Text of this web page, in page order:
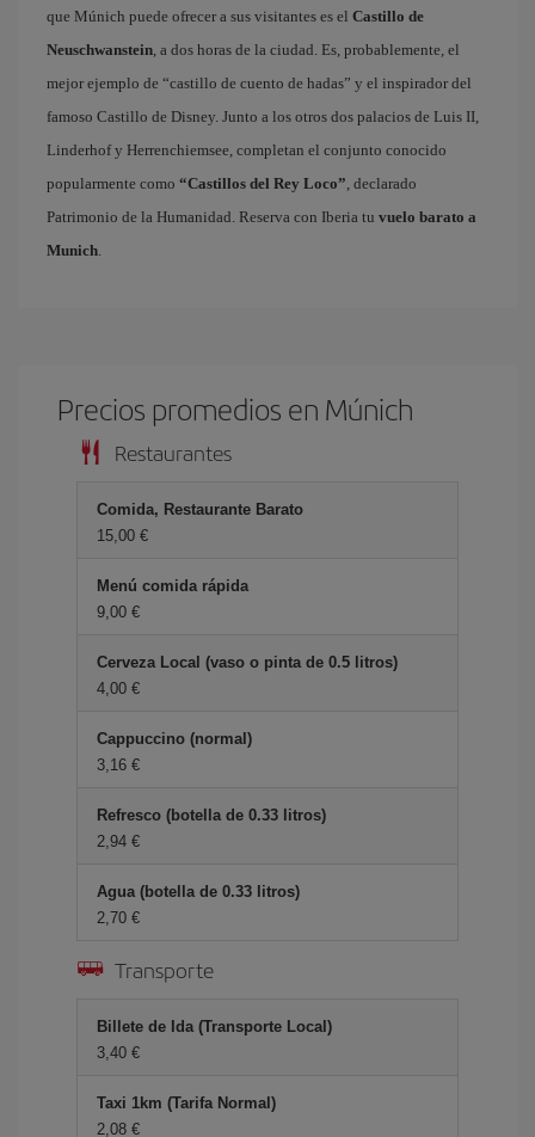
que Múnich puede ofrecer a sus visitantes es el Castillo de
Neuschwanstein, a dos horas de la ciudad. Es, probablemente, el
mejor ejemplo de “castillo de cuento de hadas” y el inspirador del
famoso Castillo de Disney. Junto a los otros dos palacios de Luis II,
Linderhof y Herrenchiemsee, completan el conjunto conocido
popularmente como “Castillos del Rey Loco”, declarado
Patrimonio de la Humanidad. Reserva con Iberia tu vuelo barato a
Munich.
Precios promedios en Múnich
Restaurantes
Comida, Restaurante Barato
15,00
Menú comida rápida
9,00
Cerveza Local (vaso o pinta de 0.5 litros)
4,00
Cappuccino (normal)
3,16
Refresco (botella de 0.33 litros)
2,94
Agua (botella de 0.33 litros)
2,70
Transporte
Billete de Ida (Transporte Local)
3,40
Taxi 1km (Tarifa Normal)
2,08